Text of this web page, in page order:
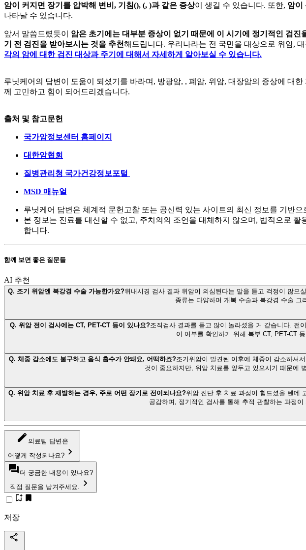
암이 커지면 장기를 압박해 변비, 기침(), (, )과 같은 증상이 생길 수 있습니다. 또한, 암이
나타날 수 있습니다.
앞서 말씀드렸듯이 암은 초기에는 대부분 증상이 없기 때문에 이 시기에 정기적인 검
기 전 검진을 받아보시는 것을 추천해드립니다. 우리나라는 전 국민을 대상으로 위암,
각의 암에 대한 검진 대상과 주기에 대해서 자세하게 알아보실 수 있습니다.
루닛케어의 답변이 도움이 되셨기를 바라며, 방광암, , 폐암, 위암, 대장암의 증상에 대
께 고민하고 힘이 되어드리겠습니다.
출처 및 참고문헌
국가암정보센터 홈페이지
대한암협회
질병관리청 국가건강정보포털
MSD 매뉴얼
루닛케어 답변은 체계적 문헌고찰 또는 공신력 있는 사이트의 최신 정보를 기반으
본 정보는 진료를 대신할 수 없고, 주치의의 조언을 대체하지 않으며, 법적으로
합니다.
함께 보면 좋은 질문들
AI 추천
Q. 조기 위암엔 복강경 수술 가능한가요?위내시경 검사 결과 위암이 의심된다는 말을 듣고 걱정이 많으
종류는 다양하며 개복 수술과 복강경 수술
Q. 위암 전이 검사에는 CT, PET-CT 등이 있나요?조직검사 결과를 듣고 많이 놀라셨을 거 같습니다. 전
이 여부를 확인하기 위해 복부 CT, PET-CT
Q. 체중 감소에도 불구하고 음식 흡수가 안돼요, 어떡하죠?조기위암이 발견된 이후에 체중이 감소하셔
것이 중요하지만, 위암 치료를 앞두고 있으시기 때문에
Q. 위암 치료 후 재발하는 경우, 주로 어떤 장기로 전이되나요?위암 진단 후 치료 과정이 힘드셨을 텐데
공감하며, 정기적인 검사를 통해 추적 관찰하는 과정
의료팀 답변은
어떻게 작성되나요?
더 궁금한 내용이 있나요?
직접 질문을 남겨주세요.
저장